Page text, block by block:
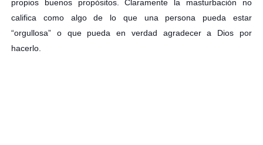
propios buenos propósitos. Claramente la masturbación no
califica como algo de lo que una persona pueda estar
“orgullosa” o que pueda en verdad agradecer a Dios por
hacerlo.